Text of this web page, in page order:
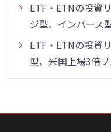
ETF・ETNの投資
ジ型、インバース
ETF・ETNの投資
型、米国上場3倍
こ